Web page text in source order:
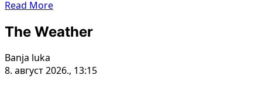
ŠEKOVIĆI
Read MoreRead
about
Zabrđe
The Weather
Banja luka
8. август 2026., 13:15